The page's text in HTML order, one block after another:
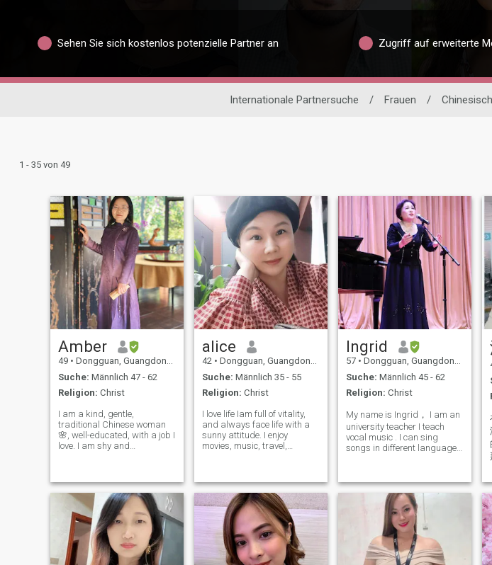
Sehen Sie sich kostenlos potenzielle Partner an Zugriff auf erweiterte
Internationale Partnersuche / Frauen /
1 - 35 von 49
Amber
49 • Dongguan, Guangdong, Volksrep. China
Suche: Männlich 47 - 62
Religion: Christ
I am a kind, gentle,
traditional Chinese woman
🌸, well-educated, with a job I
love. I am shy and
and gentleness, I will
gradually show you the inner
alice
42 • Dongguan, Guangdong, Volksrep. China
Suche: Männlich 35 - 55
Religion: Christ
I love life Iam full of vitality,
and always face life with a
sunny attitude. I enjoy
movies, music, travel,
for someone who shares my
soul, to build a happy home,
and to spend
Ingrid
57 • Dongguan, Guangdong, Volksrep. China
Suche: Männlich 45 - 62
Religion: Christ
My name is Ingrid， I am an
university teacher I teach
vocal music . I can sing
songs in different languages
years ago. I am a Christian
as well, so I would like to find
a partner who has similar v